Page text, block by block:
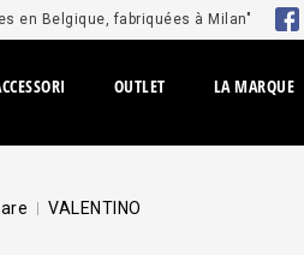
en Belgique, fabriquées à Milan"
OUTLET LA MARQUE
VALENTINO